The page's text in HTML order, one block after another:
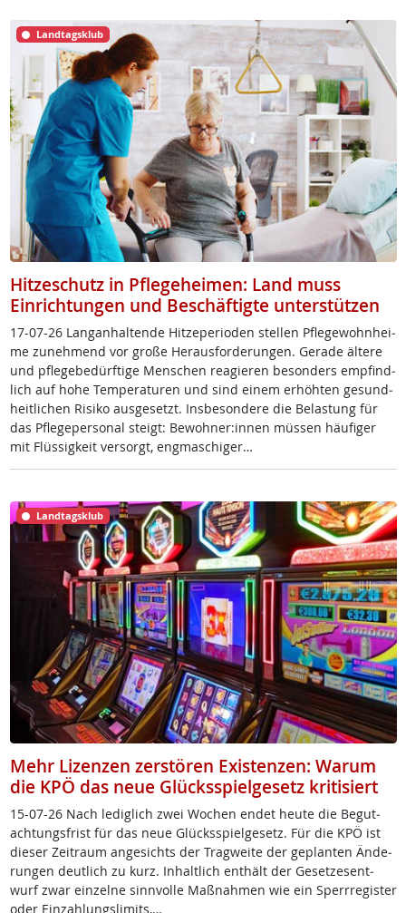
Landtagsklub
Hitzeschutz in Pflegeheimen: Land muss
Einrichtungen und Beschäftigte unterstützen
17-07-26 Lang­an­hal­ten­de Hit­ze­pe­rio­den stel­len Pf­le­ge­wohn­hei­
me zu­neh­mend vor gro­ße Her­aus­for­de­run­gen. Ge­ra­de äl­te­re
und pf­le­ge­be­dürf­ti­ge Men­schen rea­gie­ren be­son­ders emp­find­
lich auf ho­he Tem­pe­ra­tu­ren und sind ei­nem er­höh­ten ge­sund­
heit­li­chen Ri­si­ko aus­ge­setzt. Ins­be­son­de­re die Be­las­tung für
das Pf­le­ge­per­so­nal steigt: Be­woh­ner:in­nen müs­sen häu­fi­ger
mit Flüs­sig­keit ver­sorgt, eng­ma­schi­ger…
Landtagsklub
Mehr Lizenzen zerstören Existenzen: Warum
die KPÖ das neue Glücksspielgesetz kritisiert
15-07-26 Nach le­dig­lich zwei Wo­chen en­det heu­te die Be­gu­t­
ach­tungs­frist für das neue Glücks­spiel­ge­setz. Für die KPÖ ist
die­ser Zei­traum an­ge­sichts der Trag­wei­te der ge­plan­ten Än­de­
run­gen deut­lich zu kurz. In­halt­lich ent­hält der Ge­set­zes­ent­
wurf zwar ein­zel­ne sinn­vol­le Maß­nah­men wie ein Sperr­re­gis­ter
oder Ein­zah­lungs­li­mits,…